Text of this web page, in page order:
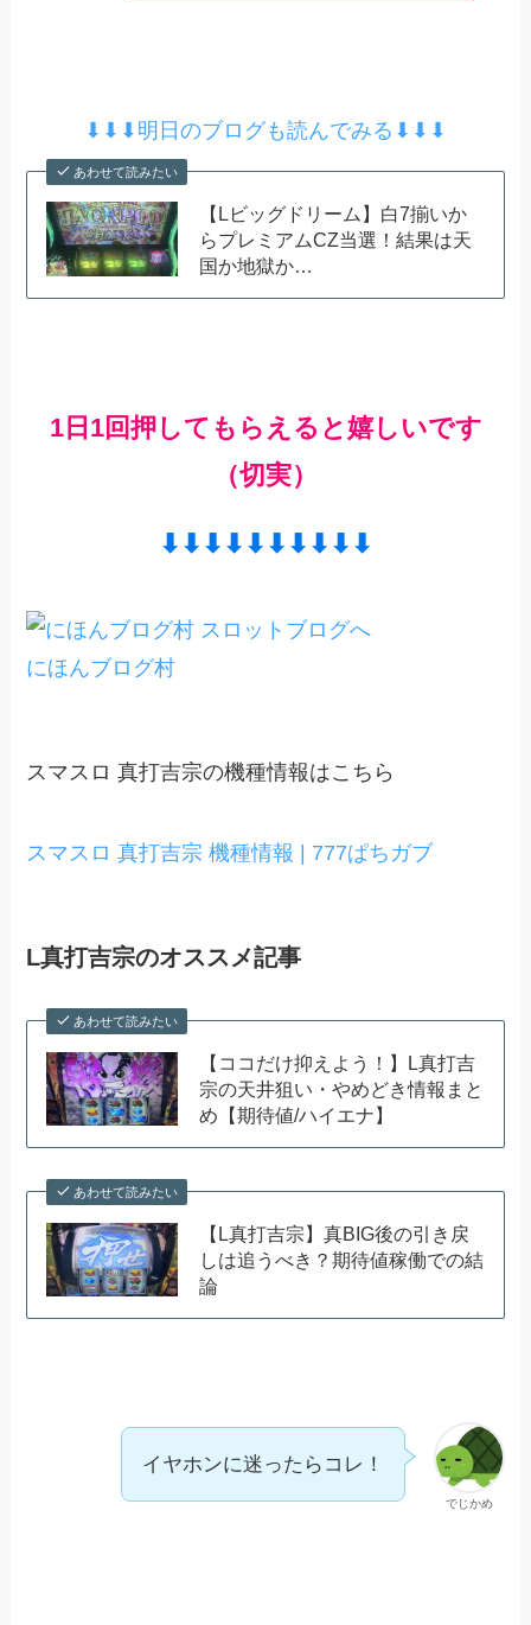
⬇︎⬇︎⬇︎明日のブログも読んでみる⬇︎⬇︎⬇︎
あわせて読みたい
【Lビッグドリーム】白7揃いか
らプレミアムCZ当選！結果は天
国か地獄か…
1日1回押してもらえると嬉しいです
（切実）
⬇︎⬇︎⬇︎⬇︎⬇︎⬇︎⬇︎⬇︎⬇︎⬇︎
にほんブログ村
スマスロ 真打吉宗の機種情報はこちら
スマスロ 真打吉宗 機種情報 | 777ぱちガブ
L真打吉宗のオススメ記事
あわせて読みたい
【ココだけ抑えよう！】L真打吉
宗の天井狙い・やめどき情報まと
め【期待値/ハイエナ】
あわせて読みたい
【L真打吉宗】真BIG後の引き戻
しは追うべき？期待値稼働での結
論
でじかめ
イヤホンに迷ったらコレ！